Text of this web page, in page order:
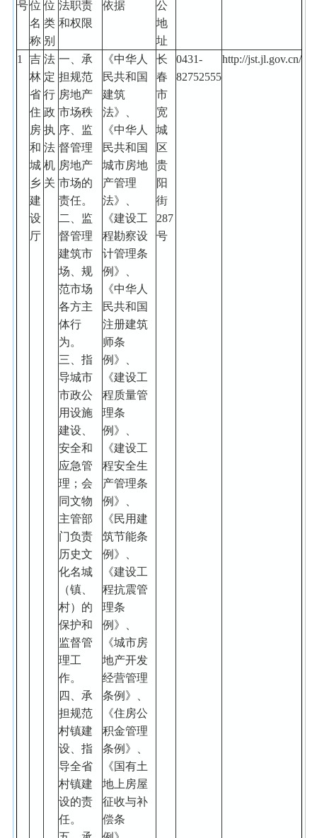
号位
名
称
位
类
别
法职责
和权限
依据
公
地
址
1
吉
林
省
住
房
和
城
乡
建
设
厅
法
定
行
政
执
法
机
关
一、承
担规范
房地产
市场秩
序、监
督管理
房地产
市场的
责任。
二、监
督管理
建筑市
场、规
范市场
各方主
体行
为。
三、指
导城市
市政公
用设施
建设、
安全和
应急管
理；会
同文物
主管部
门负责
历史文
化名城
（镇、
村）的
保护和
监督管
理工
作。
四、承
担规范
村镇建
设、指
导全省
村镇建
设的责
任。
《中华人
民共和国
建筑
法》、
《中华人
民共和国
城市房地
产管理
法》、
《建设工
程勘察设
计管理条
例》、
《中华人
民共和国
注册建筑
师条
例》、
《建设工
程质量管
理条
例》、
《建设工
程安全生
产管理条
例》、
《民用建
筑节能条
例》、
《建设工
程抗震管
理条
例》、
《城市房
地产开发
经营管理
条例》、
《住房公
积金管理
条例》、
《国有土
地上房屋
征收与补
偿条
长
春
市
宽
城
区
贵
阳
街
287
号
0431-
82752555
http://jst.jl.gov.cn/